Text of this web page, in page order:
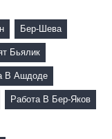
Бер-Шева
Бьялик
В Ашдоде
Работа В Бер-Яков